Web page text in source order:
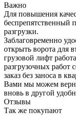
Важно
Для повышения
беспрепятственный
разгрузки.
Заблаговременно
открыть ворота для
грузовой лифт
разгрузочных работ
заказ без заноса в
Вами мы можем
вновь в другой
Отзывы
Так же покупают